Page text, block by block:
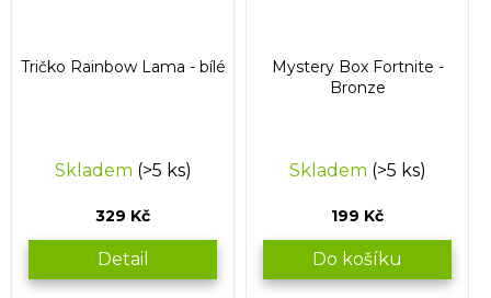
Tričko Rainbow Lama - bílé
Skladem (>5 ks)
329 Kč
Detail
Mystery Box Fortnite -
Bronze
Skladem (>5 ks)
199 Kč
Do košíku